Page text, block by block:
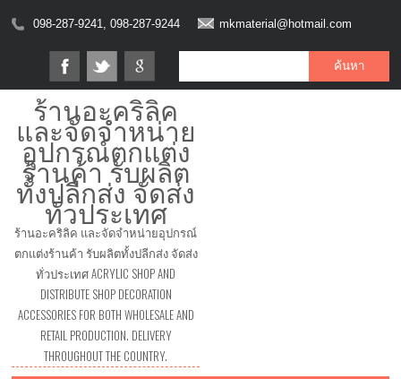
098-287-9241, 098-287-9244 mkmaterial@hotmail.com
ร้านอะคริลิค
และจัดจำหน่าย
อุปกรณ์ตกแต่ง
ร้านค้า รับผลิต
ทั้งปลีกส่ง จัดส่ง
ทั่วประเทศ
ร้านอะคริลิค และจัดจำหน่ายอุปกรณ์
ตกแต่งร้านค้า รับผลิตทั้งปลีกส่ง จัดส่ง
ทั่วประเทศ ACRYLIC SHOP AND
DISTRIBUTE SHOP DECORATION
ACCESSORIES FOR BOTH WHOLESALE AND
RETAIL PRODUCTION. DELIVERY
THROUGHOUT THE COUNTRY.